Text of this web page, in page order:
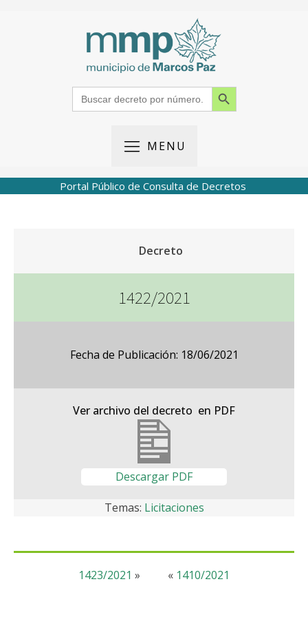
Search
for:
Search Button
MENU
Portal Público de Consulta de Decretos
Decreto
1422/2021
Fecha de Publicación: 18/06/2021
Ver archivo del decreto en PDF
Descargar PDF
Temas: Licitaciones
« 1410/2021
1423/2021 »